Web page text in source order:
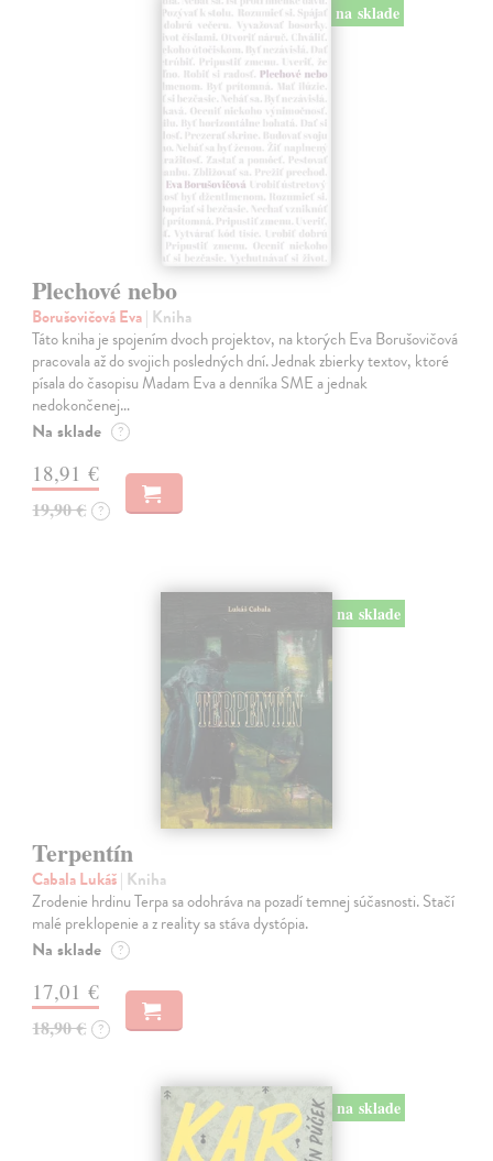
na sklade
Plechové nebo
Borušovičová Eva| Kniha
Táto kniha je spojením dvoch projektov, na ktorých Eva Borušovičová
pracovala až do svojich posledných dní. Jednak zbierky textov, ktoré
písala do časopisu Madam Eva a denníka SME a jednak
nedokončenej…
Na sklade ?
18,91 €
19,90 € ?
na sklade
Terpentín
Cabala Lukáš| Kniha
Zrodenie hrdinu Terpa sa odohráva na pozadí temnej súčasnosti. Stačí
malé preklopenie a z reality sa stáva dystópia.
Na sklade ?
17,01 €
18,90 € ?
na sklade